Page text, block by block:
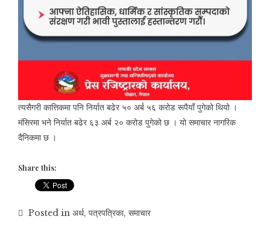
त्यसैगरी कात्तिकमा पनि निर्यात बढेर ५० अर्ब ५६ करोड रूपैयाँ पुगेको थियो ।
मंसिरमा भने निर्यात बढेर ६३ अर्ब २० करोड पुगेको छ । यो समाचार नागरिक
दैनिकमा छ ।
Share this:
Posted in अर्थ, पत्रपत्रिका, समाचार